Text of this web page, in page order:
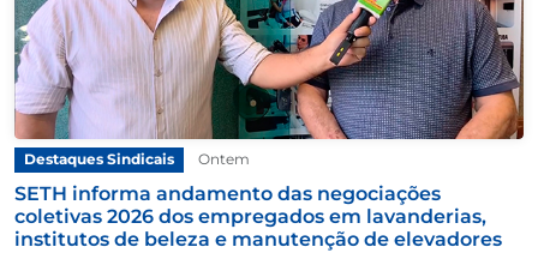
Destaques Sindicais Ontem
SETH informa andamento das negociações
coletivas 2026 dos empregados em lavanderias,
institutos de beleza e manutenção de elevadores